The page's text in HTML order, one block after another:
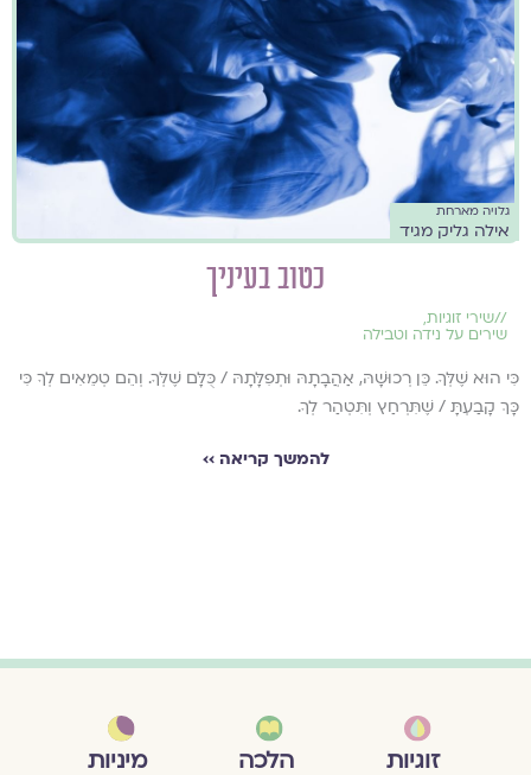
גלויה מארחת
אילה גליק מגיד
כטוב בעיניך
//שירי זוגיות,
שירים על נידה וטבילה
כִּי הוּא שֶׁלְּךָ. כֵּן רְכוּשָׁהּ, אַהֲבָתָהּ וּתְפִלָּתָהּ / כֻּלָּם שֶׁלְּךָ. וְהֵם טְמֵאִים לְךָ כִּי
כָּךְ קָבַעְתָּ / שֶׁתִּרְחַץ וְתִּטְהַר לְךָ.
להמשך קריאה ››
זוגיות הלכה מיניות